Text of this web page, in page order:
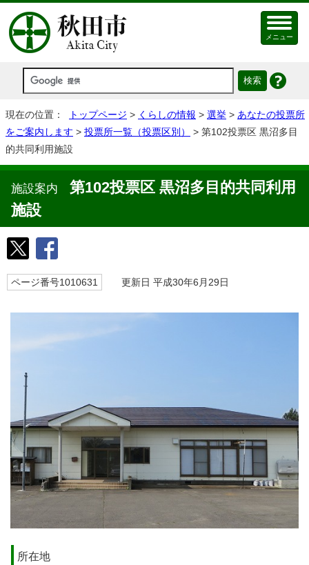
メニュー
現在の位置： トップページ > くらしの情報 > 選挙 > あなたの投票所
をご案内します > 投票所一覧（投票区別）
> 第102投票区 黒沼多目
的共同利用施設
施設案内 第102投票区 黒沼多目的共同利用
施設
ページ番号1010631 更新日 平成30年6月29日
所在地